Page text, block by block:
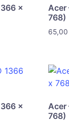
x
Acer
768)
65,00
x
Acer
768)